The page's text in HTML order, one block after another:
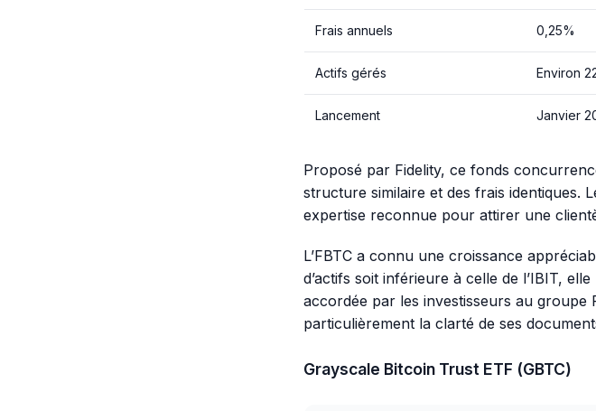
Frais annuels 0,25%
Actifs gérés Environ
Lancement Janvier
Proposé par Fidelity, ce fonds
structure similaire et des frais identiques.
expertise reconnue pour attirer une
L’FBTC a connu une croissance
d’actifs soit inférieure à celle de l’IBIT,
accordée par les investisseurs au groupe
particulièrement la clarté de ses
Grayscale Bitcoin Trust ETF (GBTC)